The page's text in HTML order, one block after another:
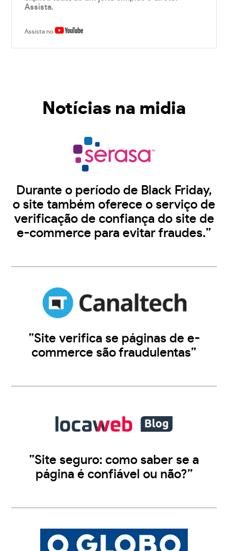
Assista.
Assista no
Notícias na midia
Durante o período de Black Friday,
o site também oferece o serviço de
verificação de confiança do site de
e-commerce para evitar fraudes.”
”Site verifica se páginas de e-
commerce são fraudulentas”
”Site seguro: como saber se a
página é confiável ou não?”